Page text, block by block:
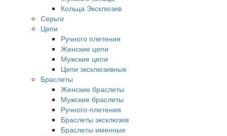
Кольца Эксклюзив
Серьги
Цепи
Ручного плетения
Женские цепи
Мужские цепи
Цепи эксклюзивные
Браслеты
Женские браслеты
Мужские браслеты
Ручного-плетения
Браслеты эксклюзив
Браслеты именные